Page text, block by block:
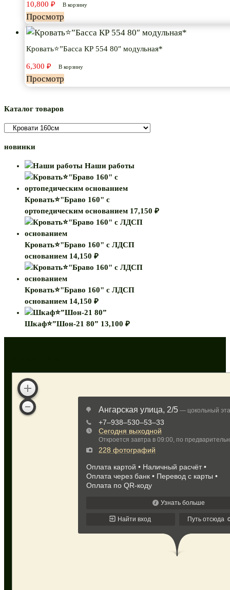
10,800 ₽ В корзину
Просмотр
Кровать⭐”Басса КР 554 80″ модульная*
6,300 ₽ В корзину
Просмотр
Каталог товаров
новинки
Наши работы
Кровать⭐"Браво 160" с
ортопедическим основанием 17,150 ₽
Кровать⭐"Браво 160" с ЛДСП
основанием 14,150 ₽
Кровать⭐"Браво 160" с ЛДСП
основанием 14,150 ₽
Шкаф⭐”Шон-21 80” 13,100 ₽